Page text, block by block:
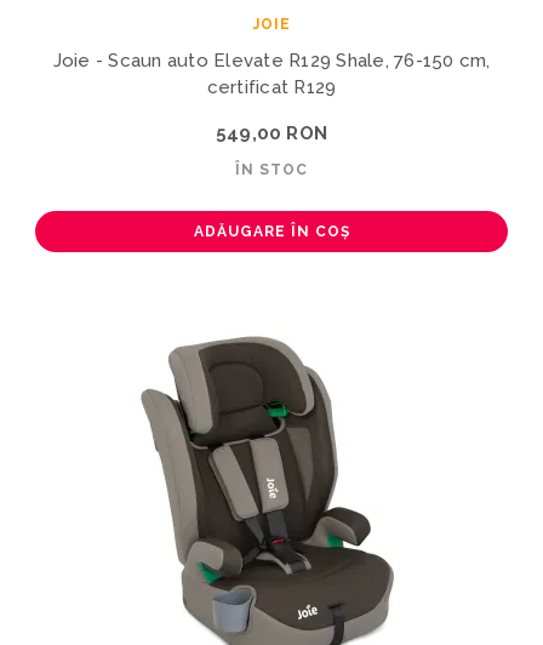
JOIE
Joie - Scaun auto Elevate R129 Shale, 76-150 cm,
certificat R129
549,00 RON
ÎN STOC
ADĂUGARE ÎN COȘ